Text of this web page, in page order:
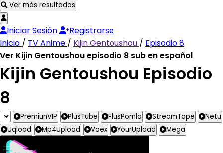
Ver más resultados
Iniciar Sesión
Registrarse
Inicio / TV Anime / Kijin Gentoushou / Episodio 8
Ver Kijin Gentoushou episodio 8 sub en español
Kijin Gentoushou Episodio
8
PremiunVIP PlusTube PlusPomla StreamTape
Netu
Uqload
Mp4Upload Voex YourUpload Mega